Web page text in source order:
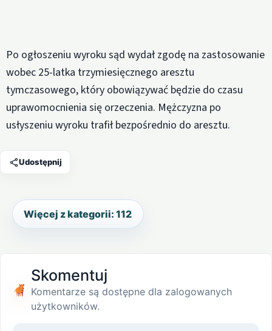
Po ogłoszeniu wyroku sąd wydał zgodę na zastosowanie
wobec 25-latka trzymiesięcznego aresztu
tymczasowego, który obowiązywać będzie do czasu
uprawomocnienia się orzeczenia. Mężczyzna po
usłyszeniu wyroku trafił bezpośrednio do aresztu.
Udostępnij
Więcej z kategorii: 112
Skomentuj
Komentarze są dostępne dla zalogowanych
użytkowników.